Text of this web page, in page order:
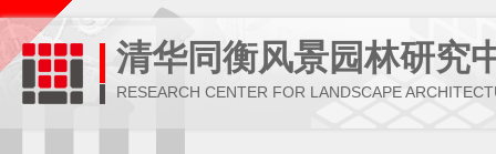
清华同衡风景园林研究
RESEARCH CENTER FOR LANDSCAPE